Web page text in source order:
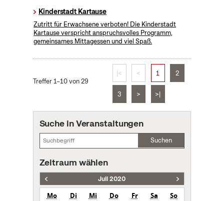
Kinderstadt Kartause
Zutritt für Erwachsene verboten! Die Kinderstadt
Kartause verspricht anspruchsvolles Programm,
gemeinsames Mittagessen und viel Spaß.
Treffer 1–10 von 29
|< < 1 2
3 > >|
Suche in Veranstaltungen
Suchen
Zeitraum wählen
Juli 2020
Mo Di Mi Do Fr Sa
So